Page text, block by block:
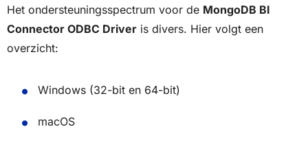
Het ondersteuningsspectrum voor de MongoDB BI
Connector ODBC Driver is divers. Hier volgt een
overzicht:
Windows (32-bit en 64-bit)
macOS